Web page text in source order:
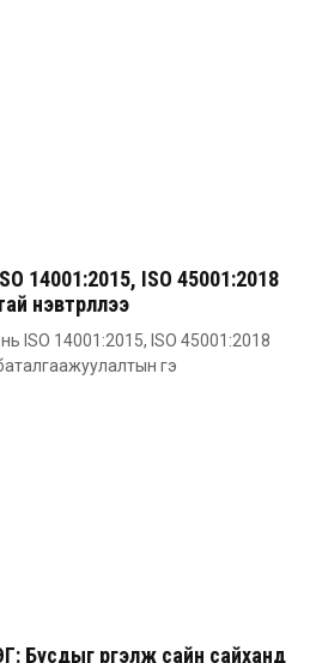
14001:2015, ISO 45001:2018
нэвтрүүллээ
ISO 14001:2015, ISO 45001:2018
гэ
Бусдыг үргэлж сайн сайханд